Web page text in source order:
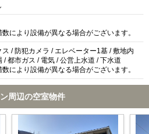
により設備が異なる場合がございます。
ス / 防犯カメラ / エレベーター1基 / 敷地内
/ 都市ガス / 電気 / 公営上水道 / 下水道
により設備が異なる場合がございます。
周辺の空室物件